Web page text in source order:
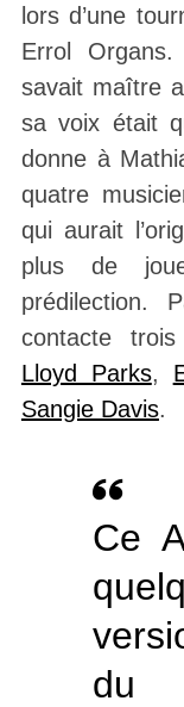
lors d’une
Errol
savait maître
sa voix était
donne à
quatre
qui aurait
plus de
prédilection.
contacte
Lloyd Parks,
Sangie Davis.
Ce
du